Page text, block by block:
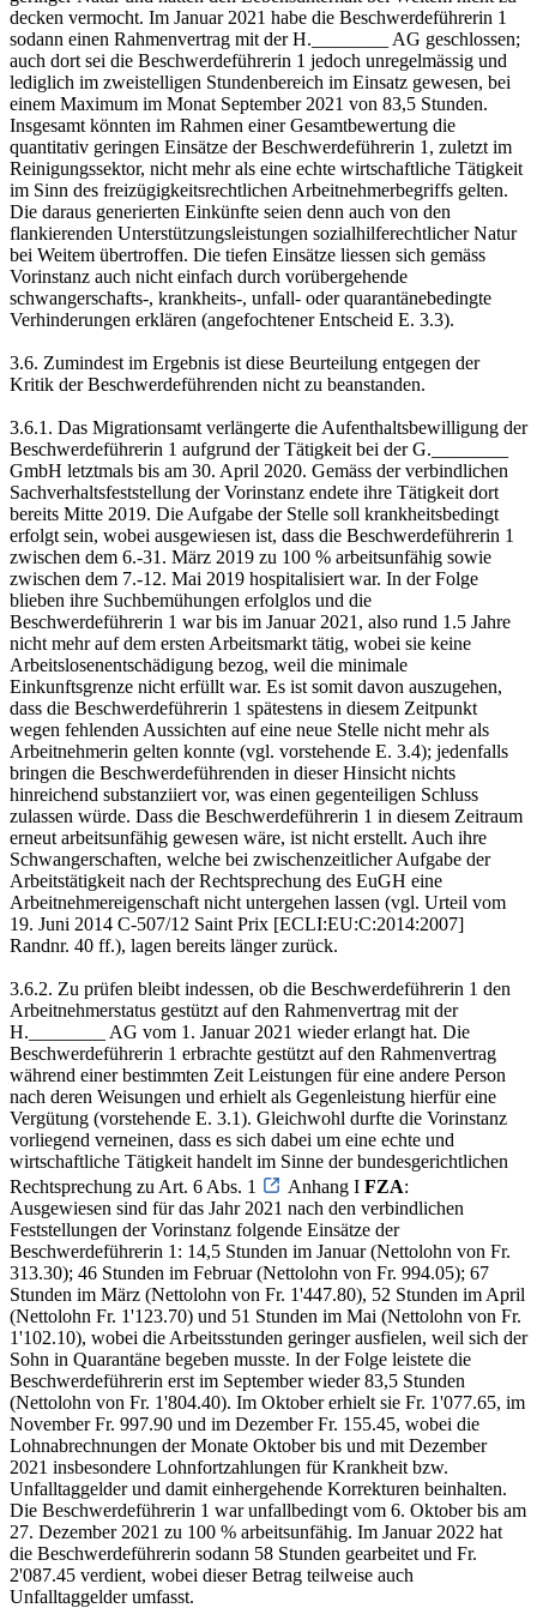
decken vermocht. Im Januar 2021 habe die Beschwerdeführerin 1
sodann einen Rahmenvertrag mit der H.________ AG geschlossen;
auch dort sei die Beschwerdeführerin 1 jedoch unregelmässig und
lediglich im zweistelligen Stundenbereich im Einsatz gewesen, bei
einem Maximum im Monat September 2021 von 83,5 Stunden.
Insgesamt könnten im Rahmen einer Gesamtbewertung die
quantitativ geringen Einsätze der Beschwerdeführerin 1, zuletzt im
Reinigungssektor, nicht mehr als eine echte wirtschaftliche Tätigkeit
im Sinn des freizügigkeitsrechtlichen Arbeitnehmerbegriffs gelten.
Die daraus generierten Einkünfte seien denn auch von den
flankierenden Unterstützungsleistungen sozialhilferechtlicher Natur
bei Weitem übertroffen. Die tiefen Einsätze liessen sich gemäss
Vorinstanz auch nicht einfach durch vorübergehende
schwangerschafts-, krankheits-, unfall- oder quarantänebedingte
Verhinderungen erklären (angefochtener Entscheid E. 3.3).
3.6. Zumindest im Ergebnis ist diese Beurteilung entgegen der
Kritik der Beschwerdeführenden nicht zu beanstanden.
3.6.1. Das Migrationsamt verlängerte die Aufenthaltsbewilligung der
Beschwerdeführerin 1 aufgrund der Tätigkeit bei der G.________
GmbH letztmals bis am 30. April 2020. Gemäss der verbindlichen
Sachverhaltsfeststellung der Vorinstanz endete ihre Tätigkeit dort
bereits Mitte 2019. Die Aufgabe der Stelle soll krankheitsbedingt
erfolgt sein, wobei ausgewiesen ist, dass die Beschwerdeführerin 1
zwischen dem 6.-31. März 2019 zu 100 % arbeitsunfähig sowie
zwischen dem 7.-12. Mai 2019 hospitalisiert war. In der Folge
blieben ihre Suchbemühungen erfolglos und die
Beschwerdeführerin 1 war bis im Januar 2021, also rund 1.5 Jahre
nicht mehr auf dem ersten Arbeitsmarkt tätig, wobei sie keine
Arbeitslosenentschädigung bezog, weil die minimale
Einkunftsgrenze nicht erfüllt war. Es ist somit davon auszugehen,
dass die Beschwerdeführerin 1 spätestens in diesem Zeitpunkt
wegen fehlenden Aussichten auf eine neue Stelle nicht mehr als
Arbeitnehmerin gelten konnte (vgl. vorstehende E. 3.4); jedenfalls
bringen die Beschwerdeführenden in dieser Hinsicht nichts
hinreichend substanziiert vor, was einen gegenteiligen Schluss
zulassen würde. Dass die Beschwerdeführerin 1 in diesem Zeitraum
erneut arbeitsunfähig gewesen wäre, ist nicht erstellt. Auch ihre
Schwangerschaften, welche bei zwischenzeitlicher Aufgabe der
Arbeitstätigkeit nach der Rechtsprechung des EuGH eine
Arbeitnehmereigenschaft nicht untergehen lassen (vgl. Urteil vom
19. Juni 2014 C-507/12 Saint Prix [ECLI:EU:C:2014:2007]
Randnr. 40 ff.), lagen bereits länger zurück.
3.6.2. Zu prüfen bleibt indessen, ob die Beschwerdeführerin 1 den
Arbeitnehmerstatus gestützt auf den Rahmenvertrag mit der
H.________ AG vom 1. Januar 2021 wieder erlangt hat. Die
Beschwerdeführerin 1 erbrachte gestützt auf den Rahmenvertrag
während einer bestimmten Zeit Leistungen für eine andere Person
nach deren Weisungen und erhielt als Gegenleistung hierfür eine
Vergütung (vorstehende E. 3.1). Gleichwohl durfte die Vorinstanz
vorliegend verneinen, dass es sich dabei um eine echte und
wirtschaftliche Tätigkeit handelt im Sinne der bundesgerichtlichen
Rechtsprechung zu Art. 6 Abs. 1
Anhang I FZA:
Ausgewiesen sind für das Jahr 2021 nach den verbindlichen
Feststellungen der Vorinstanz folgende Einsätze der
Beschwerdeführerin 1: 14,5 Stunden im Januar (Nettolohn von Fr.
313.30); 46 Stunden im Februar (Nettolohn von Fr. 994.05); 67
Stunden im März (Nettolohn von Fr. 1'447.80), 52 Stunden im April
(Nettolohn Fr. 1'123.70) und 51 Stunden im Mai (Nettolohn von Fr.
1'102.10), wobei die Arbeitsstunden geringer ausfielen, weil sich der
Sohn in Quarantäne begeben musste. In der Folge leistete die
Beschwerdeführerin erst im September wieder 83,5 Stunden
(Nettolohn von Fr. 1'804.40). Im Oktober erhielt sie Fr. 1'077.65, im
November Fr. 997.90 und im Dezember Fr. 155.45, wobei die
Lohnabrechnungen der Monate Oktober bis und mit Dezember
2021 insbesondere Lohnfortzahlungen für Krankheit bzw.
Unfalltaggelder und damit einhergehende Korrekturen beinhalten.
Die Beschwerdeführerin 1 war unfallbedingt vom 6. Oktober bis am
27. Dezember 2021 zu 100 % arbeitsunfähig. Im Januar 2022 hat
die Beschwerdeführerin sodann 58 Stunden gearbeitet und Fr.
2'087.45 verdient, wobei dieser Betrag teilweise auch
Unfalltaggelder umfasst.